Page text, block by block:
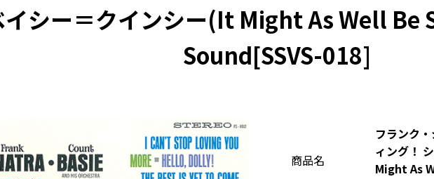
イシー＝クインシー(It Might As Well
Sound[SSVS-018]
商品名
フランク
ィング！
Might As